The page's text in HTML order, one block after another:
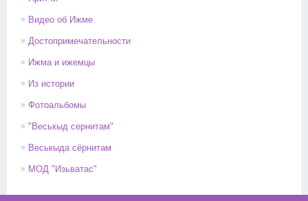
Видео об Ижме
Достопримечательности
Ижма и ижемцы
Из истории
Фотоальбомы
"Веськыд сернитам"
Веськыда сёрнитам
МОД "Изьватас"